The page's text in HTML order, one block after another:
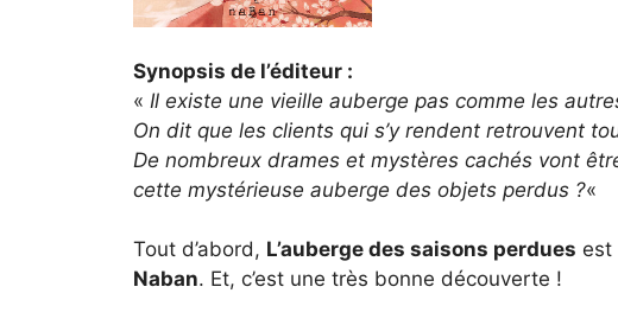
Synopsis de l’éditeur :
« Il existe une vieille auberge pas comme les
On dit que les clients qui s’y rendent retrouvent
De nombreux drames et mystères cachés vont
cette mystérieuse auberge des objets perdus ?«
Tout d’abord, L’auberge des saisons perdues est
Naban. Et, c’est une très bonne découverte !